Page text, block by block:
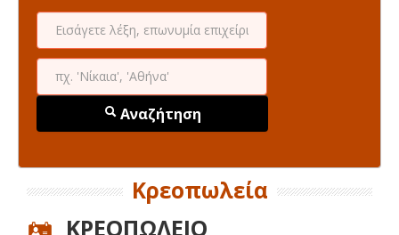
Αναζήτηση
Κρεοπωλεία
ΚΡΕΟΠΩΛΕΙΟ